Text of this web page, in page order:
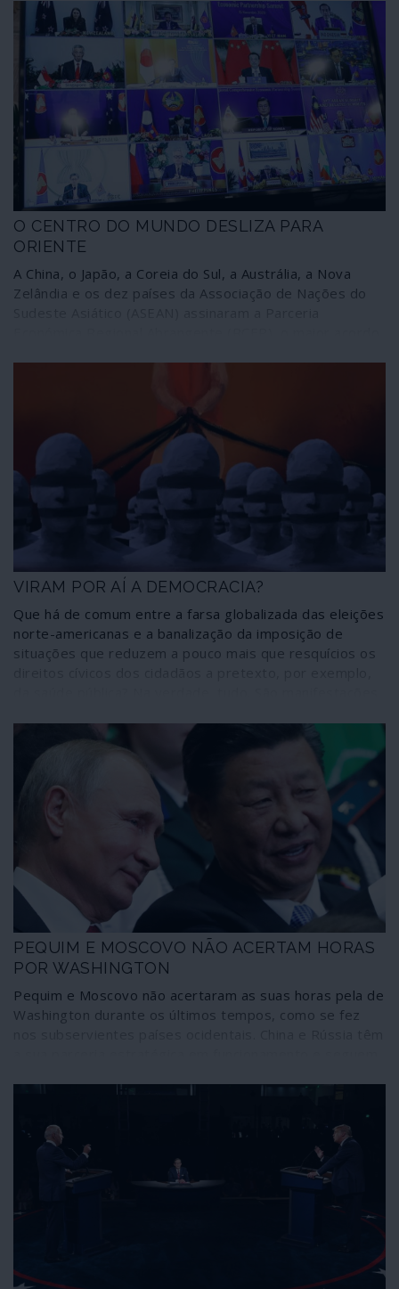
e Obama, polvilham as principais áreas de intervenção
da administração de Joseph Biden. Tudo sob influência
de Madeleine Albright, patrocinadora de crimes de
guerra, por exemplo nos Balcãs. A comunicação social
corporativa continua a “respirar de alívio” com o alegado
novo rumo dos Estados Unidos; porém, do quadro
actual há que esperar mais guerras, mais ingerência,
mais golpes de Estado – “brandos” ou nem tanto.
O CENTRO DO MUNDO DESLIZA PARA
ORIENTE
A China, o Japão, a Coreia do Sul, a Austrália, a Nova
Zelândia e os dez países da Associação de Nações do
intersectar-se com várias outras entidades regionais da
geoeconomia mas também da geopolítica. A
comunicação corporativa praticamente não deu por isso,
a não ser para dizer que se trata de mais uma arma da
China contra “o Ocidente”. Um “Ocidente” que continua a
olhar-se como o centro do mundo – e a comportar-se
colonialmente como tal. Enquanto ele, o centro do
mundo, continua a deslizar inapelavelmente para
VIRAM POR AÍ A DEMOCRACIA?
Que há de comum entre a farsa globalizada das eleições
norte-americanas e a banalização da imposição de
situações que reduzem a pouco mais que resquícios os
olhar a sociedade em todo o mundo gerido pela
ortodoxia neoliberal, ditada pela crise em que continua a
afundar-se a própria ortodoxia neoliberal.
PEQUIM E MOSCOVO NÃO ACERTAM HORAS
POR WASHINGTON
Pequim e Moscovo não acertaram as suas horas pela de
Washington durante os últimos tempos, como se fez
“autorização” decorrente da “escolha” norte-americana.
Enquanto decorria o duelo de sociopatas nos Estados
Unidos, o Comité Central do Partido Comunista da China
apreciou o plano quinquenal até 2025, decisivo no
caminho do país para a autossuficiência económica ao
mais elevado nível tecnológico. E o “pragmatismo” de
Moscovo afinou-se em debates como alternativa aos
opções próprias que estão a traçar outros caminhos não
coincidentes com os do decadente império.